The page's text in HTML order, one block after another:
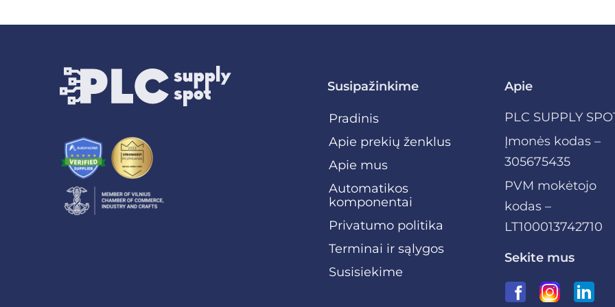
Susipažinkime
Pradinis
Apie prekių ženklus
Apie mus
Automatikos
komponentai
Privatumo politika
Terminai ir sąlygos
Susisiekime
Apie
PLC SUPPLY
Įmonės kodas –
305675435
PVM mokėtojo
kodas –
LT100013742710
Sekite mus